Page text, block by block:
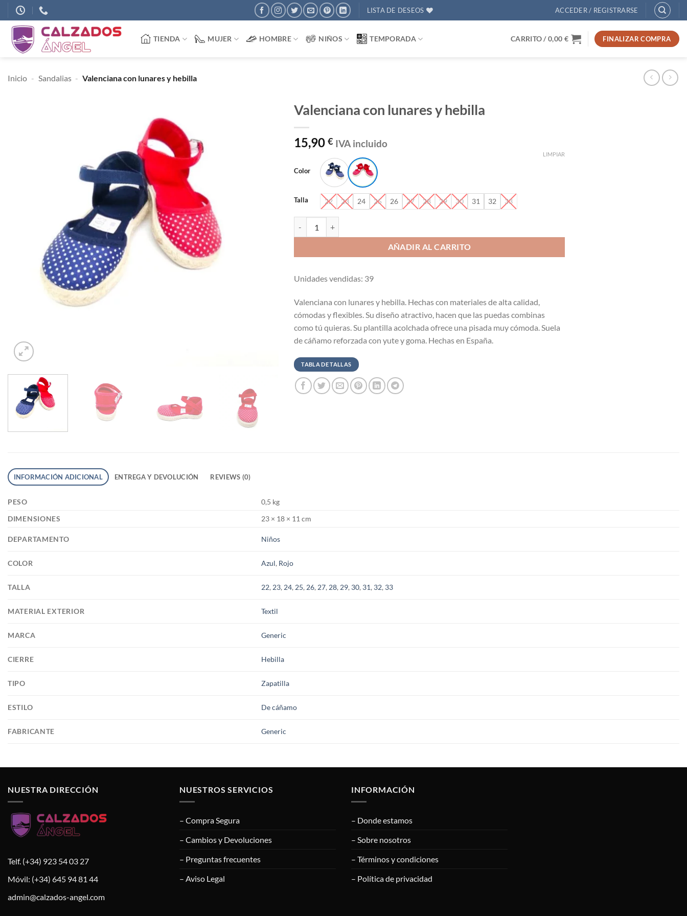
Saltar
al
contenido
LISTA DE DESEOS ACCEDER / REGISTRARSE
TIENDA MUJER HOMBRE NIÑOS TEMPORADA CARRITO /0,00 € FINALIZAR COMPRA
Inicio - Sandalias - Valenciana con lunares y hebilla
Valenciana con lunares y hebilla
15,90 € IVA incluido
Color
Talla 22 23 24 25 26 27 28 29 30 31 32 33
LIMPIAR
AÑADIR AL CARRITO
Unidades vendidas: 39
Valenciana con lunares y hebilla. Hechas con materiales de alta calidad,
cómodas y flexibles. Su diseño atractivo, hacen que las puedas combinas
como tú quieras. Su plantilla acolchada ofrece una pisada muy cómoda. Suela
de cáñamo reforzada con yute y goma. Hechas en España.
TABLA DE TALLAS
INFORMACIÓN ADICIONAL ENTREGA Y DEVOLUCIÓN REVIEWS (0)
PESO
0,5 kg
DIMENSIONES
23 × 18 × 11 cm
DEPARTAMENTO Niños
COLOR Azul, Rojo
TALLA 22, 23, 24, 25, 26, 27, 28, 29, 30, 31, 32, 33
MATERIAL EXTERIOR Textil
MARCA Generic
CIERRE Hebilla
TIPO Zapatilla
ESTILO De cáñamo
FABRICANTE Generic
NUESTRA DIRECCIÓN
Telf. (+34) 923 54 03 27
Móvil: (+34) 645 94 81 44
admin@calzados-angel.com
NUESTROS SERVICIOS
– Compra Segura
– Cambios y Devoluciones
– Preguntas frecuentes
– Aviso Legal
INFORMACIÓN
– Donde estamos
– Sobre nosotros
– Términos y condiciones
– Política de privacidad